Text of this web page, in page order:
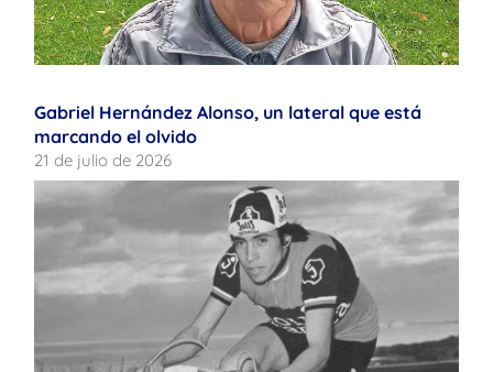
Gabriel Hernández Alonso, un lateral que está
marcando el olvido
21 de julio de 2026